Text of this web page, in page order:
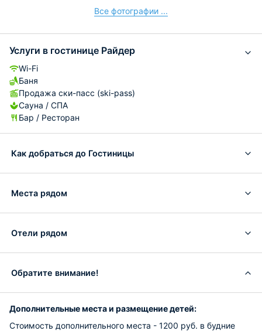
Все фотографии ...
Услуги в гостинице Райдер
Wi-Fi
Баня
Продажа ски-пасс (ski-pass)
Сауна / СПА
Бар / Ресторан
Как добраться до Гостиницы
Места рядом
Отели рядом
Обратите внимание!
Дополнительные места и размещение детей:
Стоимость дополнительного места - 1200 руб. в будние